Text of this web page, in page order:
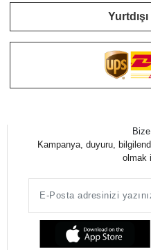
Kampanya, duyuru,
olmak